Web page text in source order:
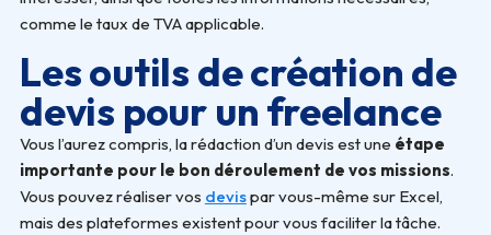
comme le taux de TVA applicable.
Les outils de création de
devis pour un freelance
Vous l’aurez compris, la rédaction d’un devis est une étape
importante pour le bon déroulement de vos missions.
Vous pouvez réaliser vos devispar vous-même sur Excel,
mais des plateformes existent pour vous faciliter la tâche.